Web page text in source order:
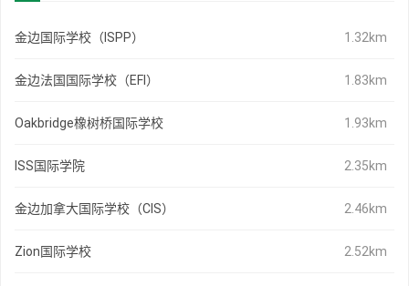
金边国际学校（ISPP） 1.32km
金边法国国际学校（EFI） 1.83km
Oakbridge橡树桥国际学校 1.93km
ISS国际学院 2.35km
金边加拿大国际学校（CIS） 2.46km
Zion国际学校 2.52km